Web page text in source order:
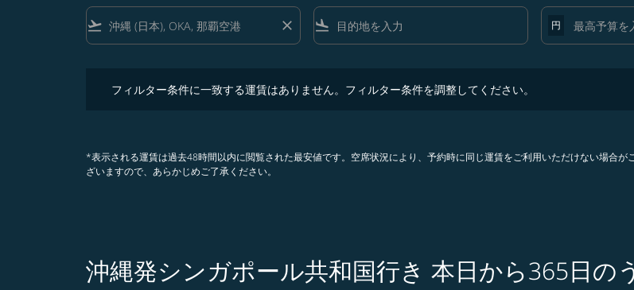
flight_takeoff close flight_land 円
フィルター条件に一致する運賃はありません。フィルター条件を調整してください。
*表示される運賃は過去48時間以内に閲覧された最安値です。空席状況により、予約時に同じ運賃をご利用いただけない場合
ざいますので、あらかじめご了承ください。
沖縄発シンガポール共和国行き 本日から365日の